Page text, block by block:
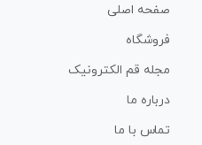
صفحه اصلی
فروشگاه
مجله قم الکترونیک
درباره ما
تماس با ما